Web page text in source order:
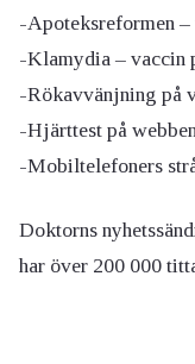
-Apoteksreformen
-Klamydia – vaccin
-Rökavvänjning på
-Hjärttest på
-Mobiltelefoners
Doktorns
har över 200 000